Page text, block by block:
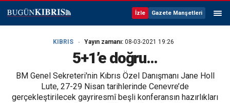
İzle Gazete Manşetleri
KIBRIS Yayın zamanı: 08-03-2021 19:26
5+1’e doğru…
BM Genel Sekreteri'nin Kıbrıs Özel Danışmanı Jane Holl
Lute, 27-29 Nisan tarihlerinde Cenevre’de
gerçekleştirilecek gayriresmî beşli konferansın hazırlıkları